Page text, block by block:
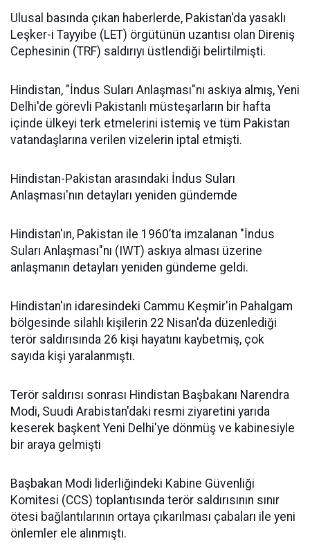
Ulusal basında çıkan haberlerde, Pakistan'da yasaklı
Leşker-i Tayyibe (LET) örgütünün uzantısı olan Direniş
Cephesinin (TRF) saldırıyı üstlendiği belirtilmişti.
Hindistan, "İndus Suları Anlaşması"nı askıya almış, Yeni
Delhi'de görevli Pakistanlı müsteşarların bir hafta
içinde ülkeyi terk etmelerini istemiş ve tüm Pakistan
vatandaşlarına verilen vizelerin iptal etmişti.
Hindistan-Pakistan arasındaki İndus Suları
Anlaşması'nın detayları yeniden gündemde
Hindistan'ın, Pakistan ile 1960’ta imzalanan "İndus
Suları Anlaşması"nı (IWT) askıya alması üzerine
anlaşmanın detayları yeniden gündeme geldi.
Hindistan'ın idaresindeki Cammu Keşmir'in Pahalgam
bölgesinde silahlı kişilerin 22 Nisan'da düzenlediği
terör saldırısında 26 kişi hayatını kaybetmiş, çok
sayıda kişi yaralanmıştı.
Terör saldırısı sonrası Hindistan Başbakanı Narendra
Modi, Suudi Arabistan'daki resmi ziyaretini yarıda
keserek başkent Yeni Delhi'ye dönmüş ve kabinesiyle
bir araya gelmişti
Başbakan Modi liderliğindeki Kabine Güvenliği
Komitesi (CCS) toplantısında terör saldırısının sınır
ötesi bağlantılarının ortaya çıkarılması çabaları ile yeni
önlemler ele alınmıştı.